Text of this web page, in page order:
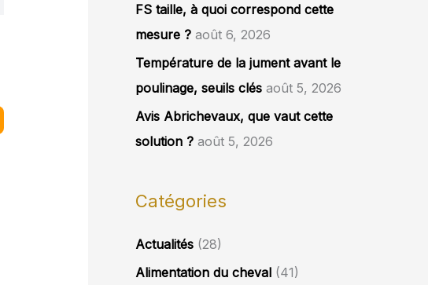
FS taille, à quoi correspond cette
mesure ? août 6, 2026
Température de la jument avant le
poulinage, seuils clés août 5, 2026
Avis Abrichevaux, que vaut cette
solution ? août 5, 2026
Catégories
Actualités (28)
Alimentation du cheval (41)